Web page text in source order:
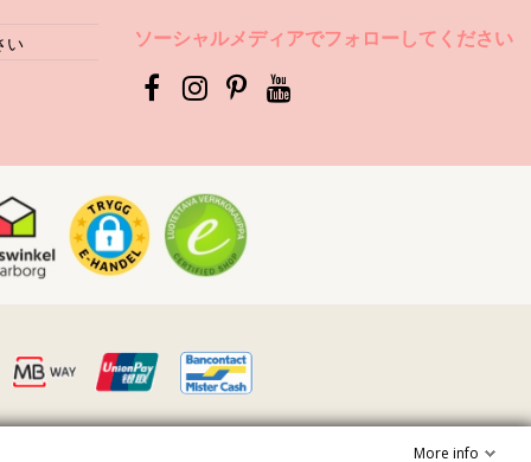
い ソーシャルメディアでフォローしてください
More info